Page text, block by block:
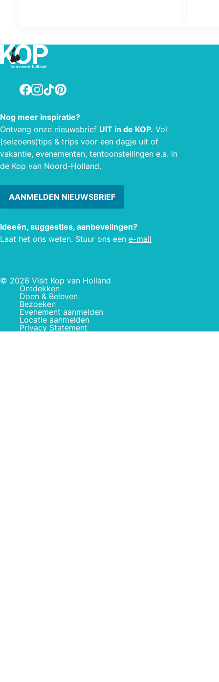
onze vele winkels in alle wijken in Den
Helder en Julianadorp. De
bereikbaarheid voor klanten is
Facebook
Instagram
TikTokPinterest
Nog meer inspiratie?
Ontvang onze nieuwsbrief UIT in de KOP. Vol
(seizoens)tips & trips voor een dagje uit of
vakantie, evenementen, tentoonstellingen e.a. in
de Kop van Noord-Holland.
AANMELDEN NIEUWSBRIEF
Ideeën, suggesties, aanbevelingen?
Laat het ons weten. Stuur ons een e-mail
© 2026 Visit Kop van Holland
Ontdekken
Doen & Beleven
Bezoeken
Evenement aanmelden
Locatie aanmelden
Privacy Statement